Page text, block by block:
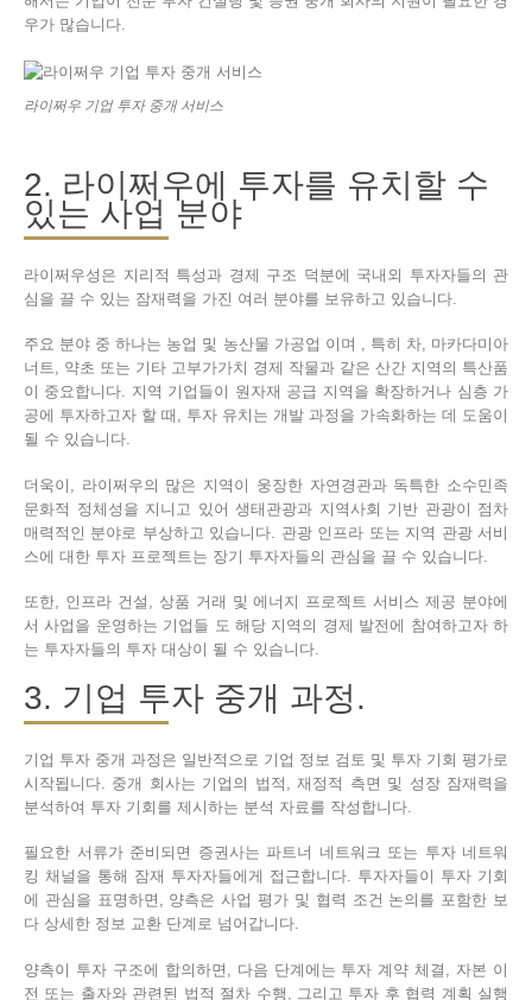
우가 많습니다.
라이쩌우 기업 투자 중개 서비스
2. 라이쩌우에 투자를 유치할 수
있는 사업 분야
라이쩌우성은 지리적 특성과 경제 구조 덕분에 국내외 투자자들의 관
심을 끌 수 있는 잠재력을 가진 여러 분야를 보유하고 있습니다.
주요 분야 중 하나는 농업 및 농산물 가공업 이며 , 특히 차, 마카다미아
너트, 약초 또는 기타 고부가가치 경제 작물과 같은 산간 지역의 특산품
이 중요합니다. 지역 기업들이 원자재 공급 지역을 확장하거나 심층 가
공에 투자하고자 할 때, 투자 유치는 개발 과정을 가속화하는 데 도움이
될 수 있습니다.
더욱이, 라이쩌우의 많은 지역이 웅장한 자연경관과 독특한 소수민족
문화적 정체성을 지니고 있어 생태관광과 지역사회 기반 관광이 점차
매력적인 분야로 부상하고 있습니다. 관광 인프라 또는 지역 관광 서비
스에 대한 투자 프로젝트는 장기 투자자들의 관심을 끌 수 있습니다.
또한, 인프라 건설, 상품 거래 및 에너지 프로젝트 서비스 제공 분야에
서 사업을 운영하는 기업들 도 해당 지역의 경제 발전에 참여하고자 하
는 투자자들의 투자 대상이 될 수 있습니다.
3. 기업 투자 중개 과정.
기업 투자 중개 과정은 일반적으로 기업 정보 검토 및 투자 기회 평가로
시작됩니다. 중개 회사는 기업의 법적, 재정적 측면 및 성장 잠재력을
분석하여 투자 기회를 제시하는 분석 자료를 작성합니다.
필요한 서류가 준비되면 증권사는 파트너 네트워크 또는 투자 네트워
킹 채널을 통해 잠재 투자자들에게 접근합니다. 투자자들이 투자 기회
에 관심을 표명하면, 양측은 사업 평가 및 협력 조건 논의를 포함한 보
다 상세한 정보 교환 단계로 넘어갑니다.
양측이 투자 구조에 합의하면, 다음 단계에는 투자 계약 체결, 자본 이
전 또는 출자와 관련된 법적 절차 수행, 그리고 투자 후 협력 계획 실행